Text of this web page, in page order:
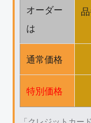
オーダー
は
通常価格
特別価格